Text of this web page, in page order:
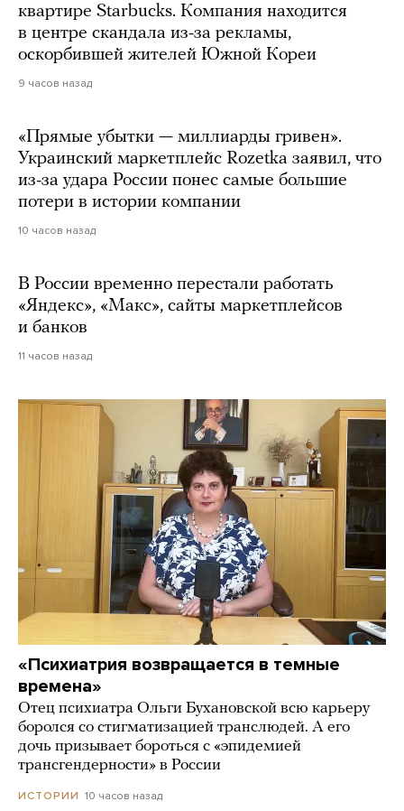
квартире Starbucks. Компания находится
в центре скандала из-за рекламы,
оскорбившей жителей Южной Кореи
9 часов назад
«Прямые убытки — миллиарды гривен».
Украинский маркетплейс Rozetka заявил, что
из-за удара России понес самые большие
потери в истории компании
10 часов назад
В России временно перестали работать
«Яндекс», «Макс», сайты маркетплейсов
и банков
11 часов назад
«Психиатрия возвращается в темные
времена»
Отец психиатра Ольги Бухановской всю карьеру
боролся со стигматизацией транслюдей. А его
дочь призывает бороться с «эпидемией
трансгендерности» в России
ИСТОРИИ 10 часов назад